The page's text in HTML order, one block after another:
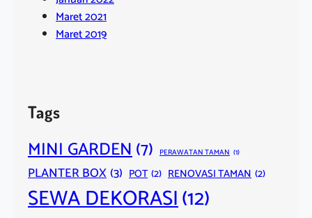
Maret 2021
Maret 2019
Tags
MINI GARDEN(7) PERAWATAN TAMAN (1)
PLANTER BOX(3) POT (2) RENOVASI TAMAN (2)
SEWA DEKORASI(12)